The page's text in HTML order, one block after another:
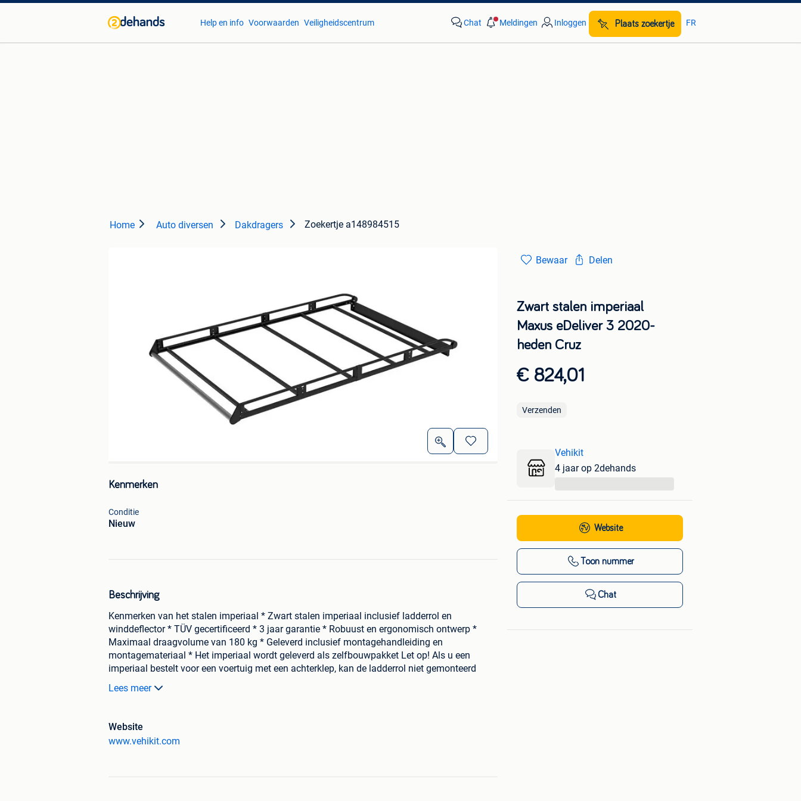
Help en info Voorwaarden Veiligheidscentrum Chat Meldingen Inloggen Plaats zoekertje FR
Home Auto diversen Dakdragers Zoekertje a148984515
Kenmerken
Conditie
Nieuw
Beschrijving
Kenmerken van het stalen imperiaal * Zwart stalen imperiaal inclusief ladderrol en
winddeflector * TÜV gecertificeerd * 3 jaar garantie * Robuust en ergonomisch ontwerp *
Maximaal draagvolume van 180 kg * Geleverd inclusief montagehandleiding en
montagemateriaal * Het imperiaal wordt geleverd als zelfbouwpakket Let op! Als u een
imperiaal bestelt voor een voertuig met een achterklep, kan de ladderrol niet gemonteerd
worden. Het dak van de Maxus eDeliver 3 heeft geen voorgeboorde bevestigingspunten. U
moet daarom zelf gaten boren in de carrosserie om deze dakdragers / dit imperiaal te
van het stalen imperiaal Vervoert u regelmatig lange materialen? Ons op maat gemaakte
imperiaal is een ideale oplossing voor het vervoeren van lange materialen met uw Maxus
eDeliver 3. Met de meegeleverde ladderrol kunt u uw materiaal met gemak in- en uitladen.
Lees meer
Website
www.vehikit.com
Bewaar Delen
Zwart stalen imperiaal
Maxus eDeliver 3 2020-
heden Cruz
€ 824,01
Verzenden
Vehikit
4 jaar op 2dehands
Website
Toon nummer
Chat